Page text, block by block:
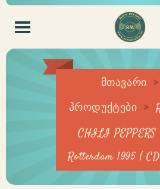
მთავარი
პროდუქტები
CHILI PEPPERS
Rotterdam 1995 (